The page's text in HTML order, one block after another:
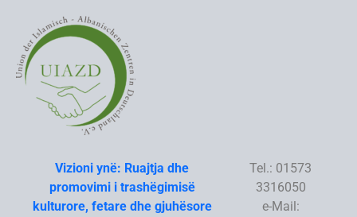
content
Vizioni ynë: Ruajtja dhe
promovimi i trashëgimisë
kulturore, fetare dhe gjuhësore
Tel.: 01573
3316050
e-Mail: